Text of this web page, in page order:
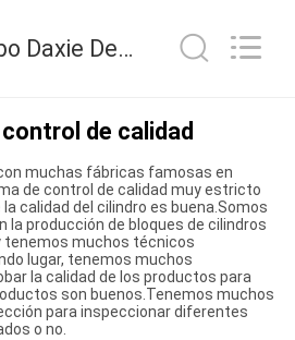
Ningbo Daxie Development Tianshan Cylinder Block.,Ltd Control de Calidad
de calidad
muchas fábricas famosas en
de control de calidad muy estricto
calidad del cilindro es buena.Somos
la producción de bloques de cilindros
tenemos muchos técnicos
lugar, tenemos muchos
la calidad de los productos para
son buenos.Tenemos muchos
para inspeccionar diferentes
o no.